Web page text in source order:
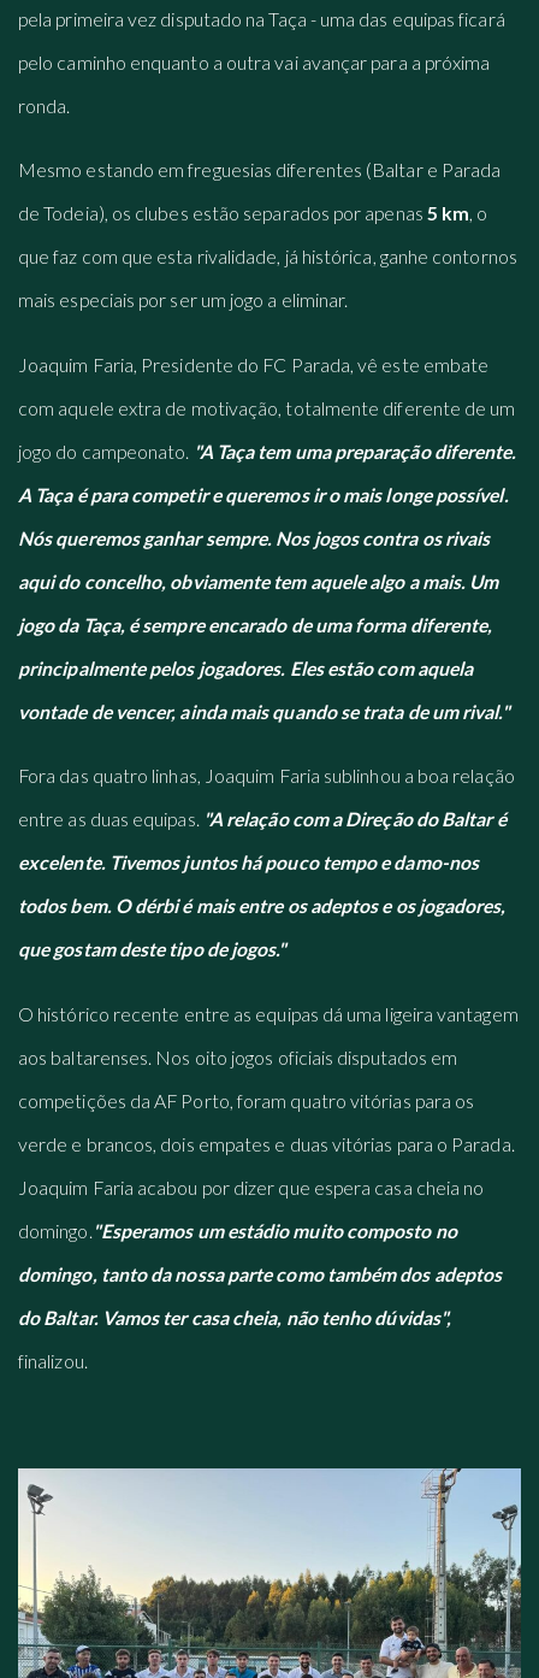
pela primeira vez disputado na Taça - uma das equipas ficará
pelo caminho enquanto a outra vai avançar para a próxima
ronda.
Mesmo estando em freguesias diferentes (Baltar e Parada
de Todeia), os clubes estão separados por apenas 5 km, o
que faz com que esta rivalidade, já histórica, ganhe contornos
mais especiais por ser um jogo a eliminar.
Joaquim Faria, Presidente do FC Parada, vê este embate
com aquele extra de motivação, totalmente diferente de um
jogo do campeonato. "A Taça tem uma preparação diferente.
A Taça é para competir e queremos ir o mais longe possível.
Nós queremos ganhar sempre. Nos jogos contra os rivais
aqui do concelho, obviamente tem aquele algo a mais. Um
jogo da Taça, é sempre encarado de uma forma diferente,
principalmente pelos jogadores. Eles estão com aquela
vontade de vencer, ainda mais quando se trata de um rival."
Fora das quatro linhas, Joaquim Faria sublinhou a boa relação
entre as duas equipas. "A relação com a Direção do Baltar é
excelente. Tivemos juntos há pouco tempo e damo-nos
todos bem. O dérbi é mais entre os adeptos e os jogadores,
que gostam deste tipo de jogos."
O histórico recente entre as equipas dá uma ligeira vantagem
aos baltarenses. Nos oito jogos oficiais disputados em
competições da AF Porto, foram quatro vitórias para os
verde e brancos, dois empates e duas vitórias para o Parada.
Joaquim Faria acabou por dizer que espera casa cheia no
domingo. "Esperamos um estádio muito composto no
domingo, tanto da nossa parte como também dos adeptos
do Baltar. Vamos ter casa cheia, não tenho dúvidas",
finalizou.